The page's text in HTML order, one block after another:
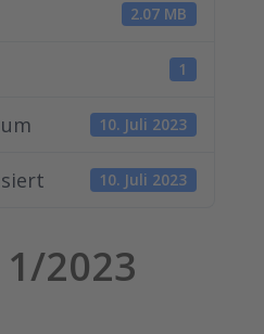
2.07 MB
1
10. Juli 2023
10. Juli 2023
2023